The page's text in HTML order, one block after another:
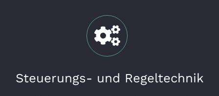
Steuerungs- und Regeltechnik